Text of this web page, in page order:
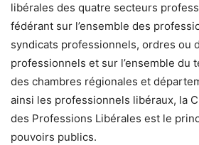
libérales des quatre secteurs
fédérant sur l’ensemble des
syndicats professionnels, ordres ou
professionnels et sur l’ensemble du
des chambres régionales et
ainsi les professionnels libéraux, la
des Professions Libérales est le
pouvoirs publics.